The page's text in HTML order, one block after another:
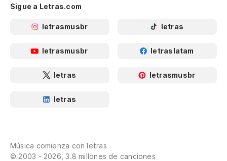
Sigue a Letras.com
letrasmusbr letras
letrasmusbr letraslatam
letras letrasmusbr
letras
Música comienza con letras
© 2003 - 2026, 3.8 millones de canciones